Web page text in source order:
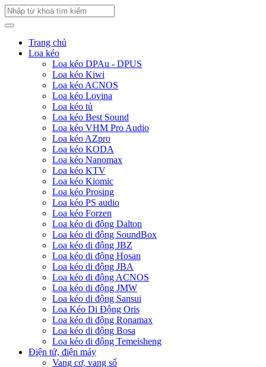
Trang chủ
Loa kéo
Loa kéo DPAu - DPUS
Loa kéo Kiwi
Loa kéo ACNOS
Loa kéo Lovina
Loa kéo tủ
Loa kéo Best Sound
Loa kéo VHM Pro Audio
Loa kéo AZpro
Loa kéo KODA
Loa kéo Nanomax
Loa kéo KTV
Loa kéo Kiomic
Loa kéo Prosing
Loa kéo PS audio
Loa kéo Forzen
Loa kéo di động Dalton
Loa kéo di động SoundBox
Loa kéo di động JBZ
Loa kéo di động Hosan
Loa kéo di động JBA
Loa kéo di động ACNOS
Loa kéo di động JMW
Loa kéo di động Sansui
Loa Kéo Di Động Oris
Loa kéo di động Ronamax
Loa kéo di động Bosa
Loa kéo di động Temeisheng
Điện tử, điện máy
Vang cơ, vang số